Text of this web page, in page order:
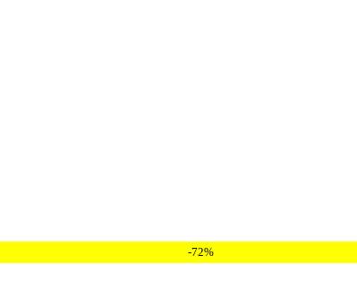
Familiepakker til Grillpakker.
-72%